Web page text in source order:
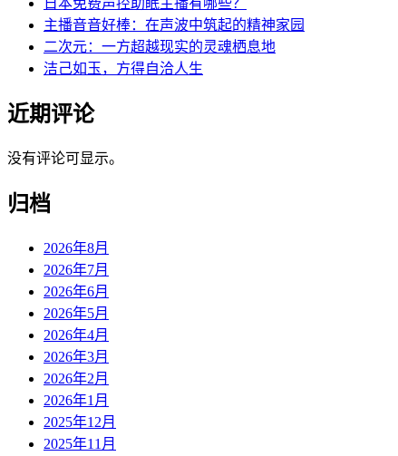
日本免费声控助眠主播有哪些？
主播音音好棒：在声波中筑起的精神家园
二次元：一方超越现实的灵魂栖息地
洁己如玉，方得自洽人生
近期评论
没有评论可显示。
归档
2026年8月
2026年7月
2026年6月
2026年5月
2026年4月
2026年3月
2026年2月
2026年1月
2025年12月
2025年11月